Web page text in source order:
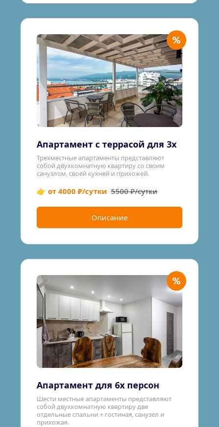
Апартамент с террасой для 3х
Трехместные апартаменты представляют
собой двухкомнатную квартиру со своим
санузлом, своей кухней и прихожей.
👉 от 4000 ₽/сутки 5500 ₽/сутки
Описание
Апартамент для 6х персон
Шести местные апартаменты представляют
собой двухкомнатную квартиру две
отдельные спальни + гостиная, санузел и
прихожая.